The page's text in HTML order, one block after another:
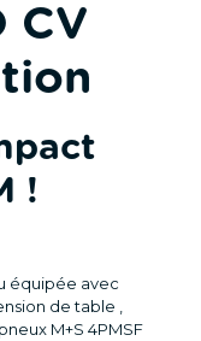
CV
!
équipée avec
de table ,
M+S 4PMSF